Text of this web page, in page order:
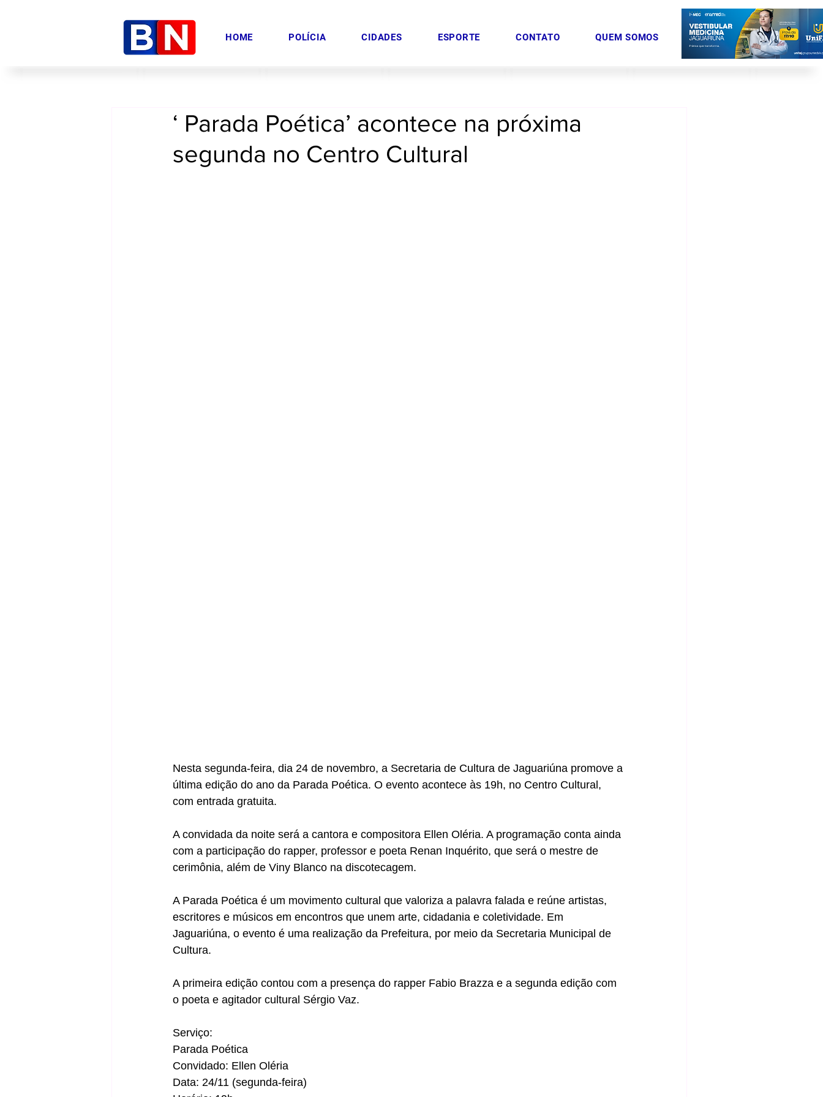
HOME POLÍCIA CIDADES ESPORTE CONTATO QUEM SOMOS
‘ Parada Poética’ acontece na próxima
segunda no Centro Cultural
Nesta segunda-feira, dia 24 de novembro, a Secretaria de Cultura de Jaguariúna promove a
última edição do ano da Parada Poética. O evento acontece às 19h, no Centro Cultural,
com entrada gratuita.
A convidada da noite será a cantora e compositora Ellen Oléria. A programação conta ainda
com a participação do rapper, professor e poeta Renan Inquérito, que será o mestre de
cerimônia, além de Viny Blanco na discotecagem.
A Parada Poética é um movimento cultural que valoriza a palavra falada e reúne artistas,
escritores e músicos em encontros que unem arte, cidadania e coletividade. Em
Jaguariúna, o evento é uma realização da Prefeitura, por meio da Secretaria Municipal de
Cultura.
A primeira edição contou com a presença do rapper Fabio Brazza e a segunda edição com
o poeta e agitador cultural Sérgio Vaz.
Serviço:
Parada Poética
Convidado: Ellen Oléria
Data: 24/11 (segunda-feira)